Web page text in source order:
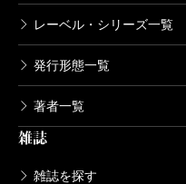
レーベル・シリーズ一覧
発行形態一覧
著者一覧
雑誌
雑誌を探す